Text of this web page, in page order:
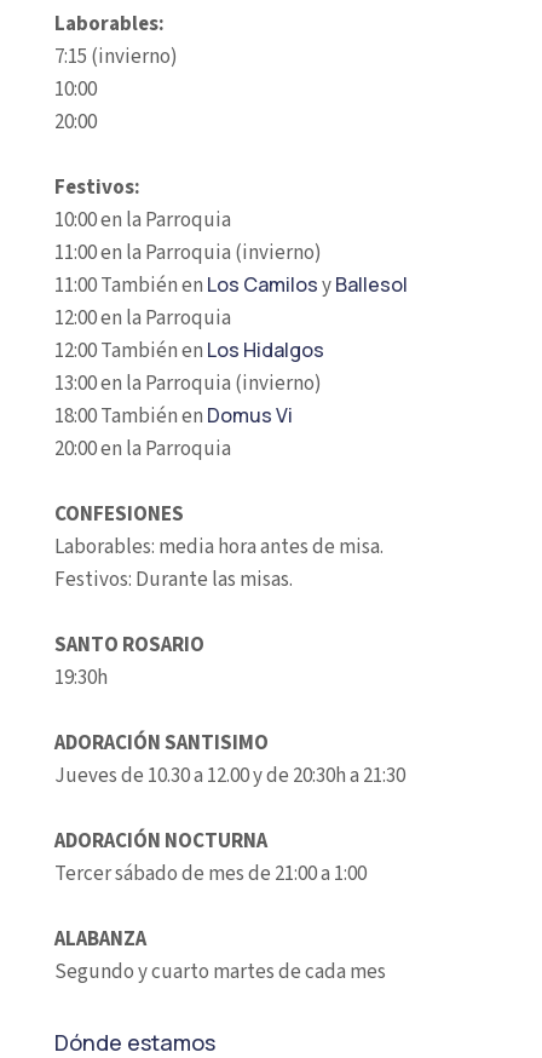
Laborables:
7:15 (invierno)
10:00
20:00
Festivos:
10:00 en la Parroquia
11:00 en la Parroquia (invierno)
11:00 También en Los CamilosyBallesol
12:00 en la Parroquia
12:00 También en Los Hidalgos
13:00 en la Parroquia (invierno)
18:00 También en Domus Vi
20:00 en la Parroquia
CONFESIONES
Laborables: media hora antes de misa.
Festivos: Durante las misas.
SANTO ROSARIO
19:30h
ADORACIÓN SANTISIMO
Jueves de 10.30 a 12.00 y de 20:30h a 21:30
ADORACIÓN NOCTURNA
Tercer sábado de mes de 21:00 a 1:00
ALABANZA
Segundo y cuarto martes de cada mes
Dónde estamos